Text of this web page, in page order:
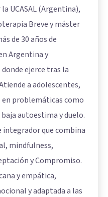
UCASAL (Argentina),
Breve y máster
de 30 años de
Argentina y
ejerce tras la
a adolescentes,
problemáticas como
autoestima y duelo.
integrador que combina
mindfulness,
y Compromiso.
y empática,
y adaptada a las